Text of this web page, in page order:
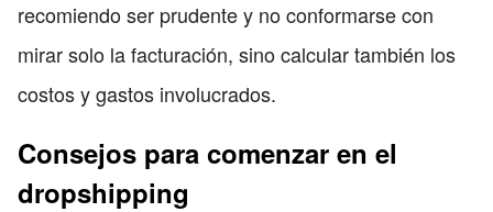
recomiendo ser prudente y no conformarse con
mirar solo la facturación, sino calcular también los
costos y gastos involucrados.
Consejos para comenzar en el
dropshipping